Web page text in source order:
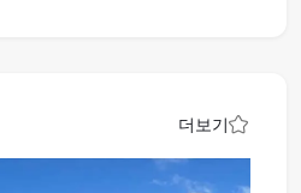
더보기